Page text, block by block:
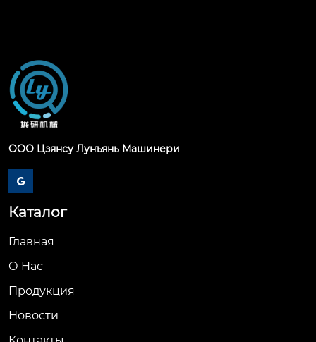
ООО Цзянсу Лунъянь Машинери

Каталог
Главная
О Hас
Продукция
Новости